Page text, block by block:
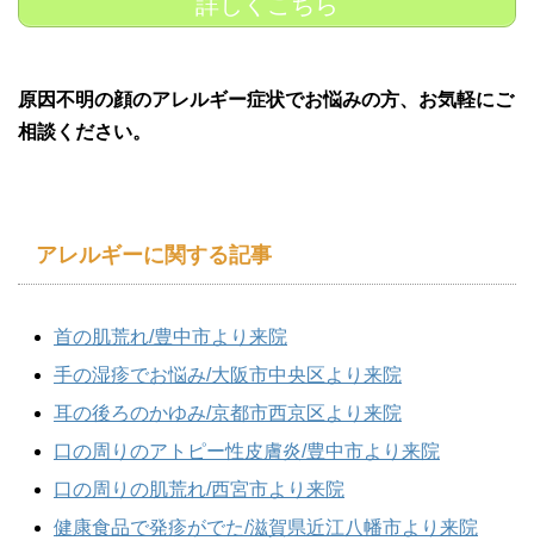
原因不明の顔のアレルギー症状でお悩みの方、お気軽にご
相談ください。
アレルギーに関する記事
首の肌荒れ/豊中市より来院
手の湿疹でお悩み/大阪市中央区より来院
耳の後ろのかゆみ/京都市西京区より来院
口の周りのアトピー性皮膚炎/豊中市より来院
口の周りの肌荒れ/西宮市より来院
健康食品で発疹がでた/滋賀県近江八幡市より来院